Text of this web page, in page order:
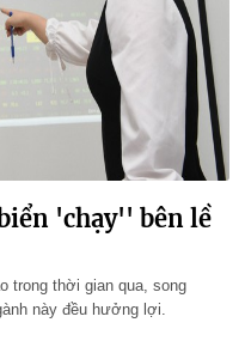
'chạy'' bên lề
trong thời gian qua, song
này đều hưởng lợi.